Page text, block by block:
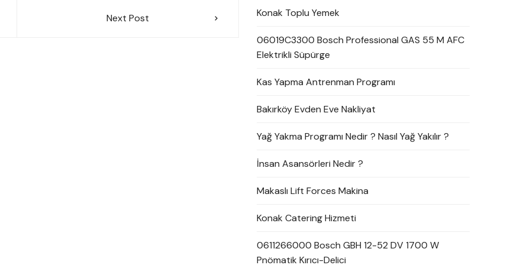
Next Post Konak Toplu Yemek
06019C3300 Bosch Professional GAS 55 M AFC
Elektrikli Süpürge
Kas Yapma Antrenman Programı
Bakırköy Evden Eve Nakliyat
Yağ Yakma Programı Nedir ? Nasıl Yağ Yakılır ?
İnsan Asansörleri Nedir ?
Makaslı Lift Forces Makina
Konak Catering Hizmeti
0611266000 Bosch GBH 12-52 DV 1700 W
Pnömatik Kırıcı-Delici